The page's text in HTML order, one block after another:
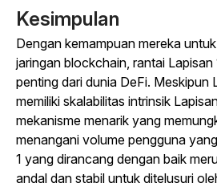
Kesimpulan
Dengan kemampuan mereka
jaringan blockchain, rantai Lapisan
penting dari dunia DeFi. Meskipun
memiliki skalabilitas intrinsik
mekanisme menarik yang
menangani volume pengguna
1 yang dirancang dengan baik
andal dan stabil untuk ditelusuri